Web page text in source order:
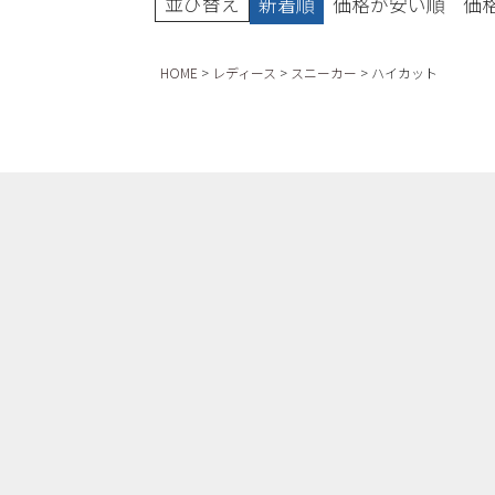
HOME レディース スニーカー ハイカット